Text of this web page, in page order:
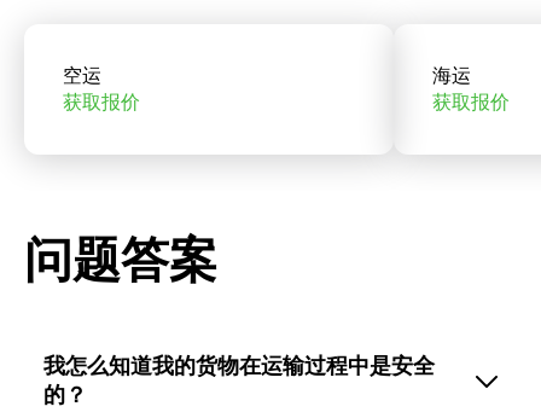
空运
获取报价
海运
获取报价
问题答案
我怎么知道我的货物在运输过程中是安全
的？